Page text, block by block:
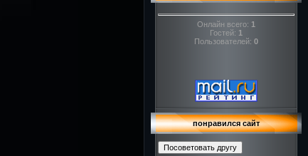
Онлайн всего: 1
Гостей: 1
Пользователей: 0
понравился сайт